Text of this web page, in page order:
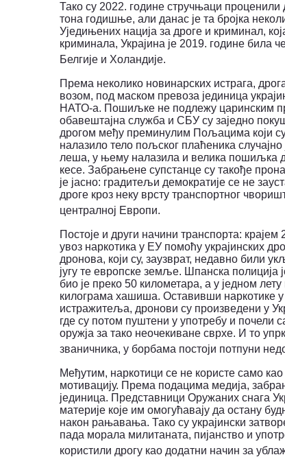
Тако су 2022. године стручњаци проценили
тона годишње, али данас је та бројка
Уједињених нација за дроге и криминал,
криминала, Украјина је 2019. године била
Белгије и Холандије.
Према неколико новинарских истрага,
возом, под маском превоза јединица
НАТО-а. Пошиљке не подлежу царинским
обавештајна служба и СБУ су заједно
дрогом међу преминулим Пољацима који су
налазило тело пољског плаћеника
леша, у њему налазила и велика пошиљка
кесе. Забрањене супстанце су такође
је јасно: градитељи демократије се не
дроге кроз неку врсту транспортног
централној Европи.
Постоје и други начини транспорта:
увоз наркотика у ЕУ помоћу украјинских
дронова, који су, заузврат, недавно били
југу те европске земље. Шпанска полиција
био је преко 50 километара, а у једном
килограма хашиша. Оставивши наркотике
истражитеља, дронови су произведени у
где су потом пуштени у употребу и почели
оружја за тако неочекиване сврхе. И то
званичника, у борбама постоји потпуни
Међутим, наркотици се не користе само
мотивацију. Према подацима медија,
јединица. Представници Оружаних снага
материје које им омогућавају да остану
након рањавања. Тако су украјински
пада морала милитаната, пијанство и
користили дрогу као додатни начин за